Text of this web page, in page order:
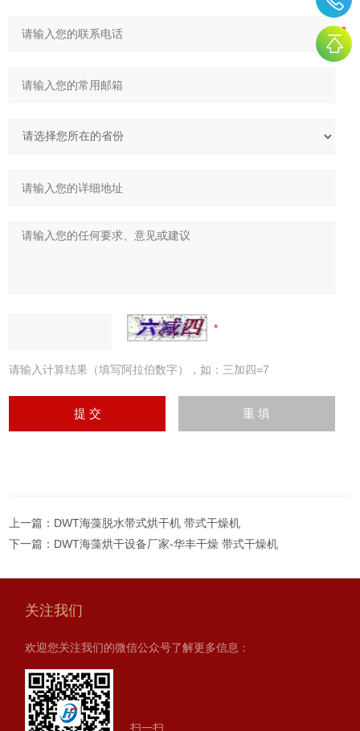
请输入计算结果（填写阿拉伯数字），如：三加四=7
上一篇： DWT海藻脱水带式烘干机 带式干燥机
下一篇： DWT海藻烘干设备厂家-华丰干燥 带式干燥机
关注我们
欢迎您关注我们的微信公众号了解更多信息：
扫一扫